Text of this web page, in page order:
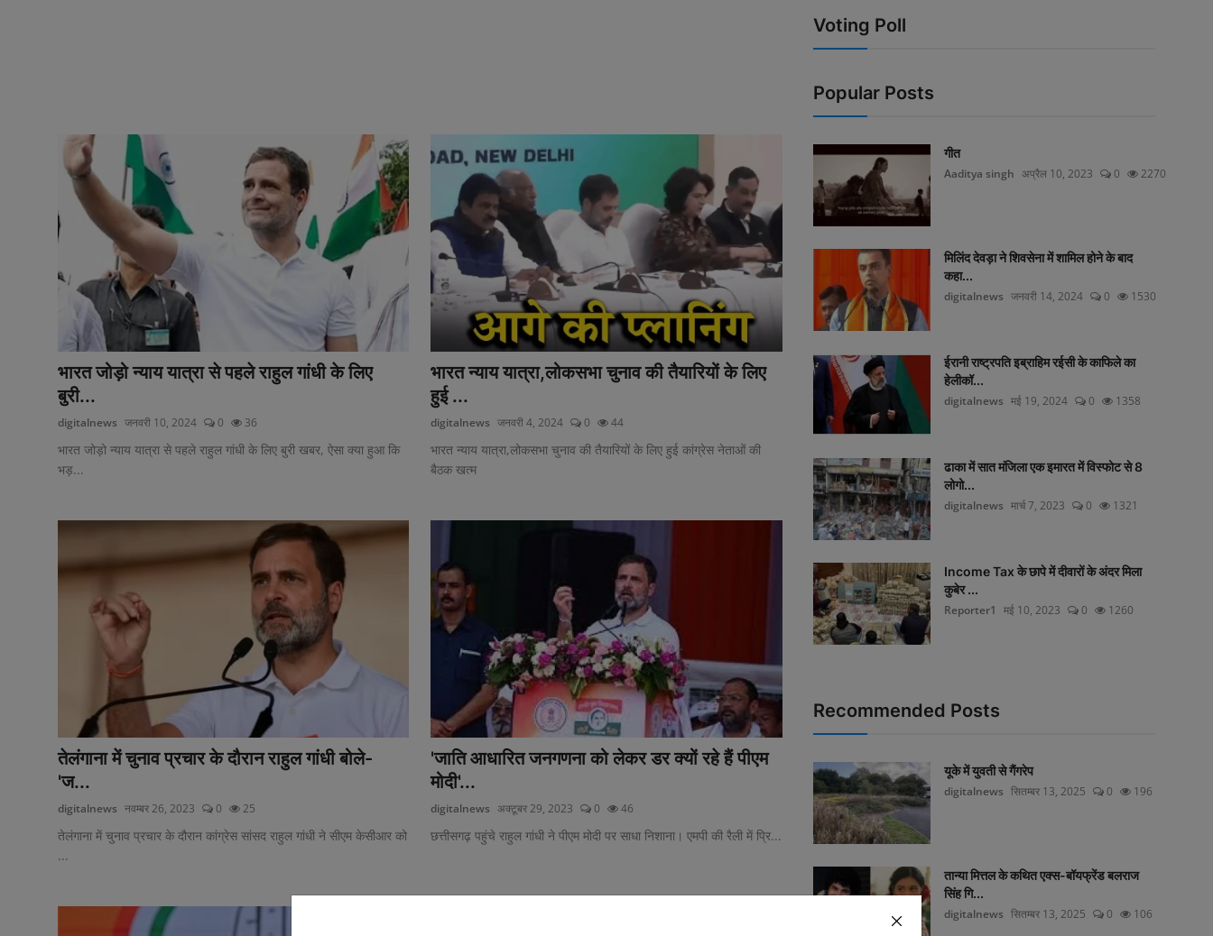
भारत जोड़ो न्याय यात्रा से पहले राहुल गांधी के लिए
बुरी...
digitalnews जनवरी 10, 2024 0 36
भारत जोड़ो न्याय यात्रा से पहले राहुल गांधी के लिए बुरी खबर, ऐसा क्या हुआ कि
भड़...
भारत न्याय यात्रा,लोकसभा चुनाव की तैयारियों के लिए
हुई ...
digitalnews जनवरी 4, 2024 0 44
भारत न्याय यात्रा,लोकसभा चुनाव की तैयारियों के लिए हुई कांग्रेस नेताओं की
बैठक खत्म
तेलंगाना में चुनाव प्रचार के दौरान राहुल गांधी बोले-
'ज...
digitalnews नवम्बर 26, 2023 0 25
तेलंगाना में चुनाव प्रचार के दौरान कांग्रेस सांसद राहुल गांधी ने सीएम केसीआर को
...
'जाति आधारित जनगणना को लेकर डर क्यों रहे हैं पीएम
मोदी'...
digitalnews अक्टूबर 29, 2023 0 46
छत्तीसगढ़ पहुंचे राहुल गांधी ने पीएम मोदी पर साधा निशाना। एमपी की रैली में प्रि...
Voting Poll
Popular Posts
गीत
Aaditya singh अप्रैल 10, 2023 0 2270
मिलिंद देवड़ा ने शिवसेना में शामिल होने के बाद
कहा...
digitalnews जनवरी 14, 2024 0 1530
ईरानी राष्ट्रपति इब्राहिम रईसी के काफिले का
हेलीकॉ...
digitalnews मई 19, 2024 0 1358
ढाका में सात मंजिला एक इमारत में विस्फोट से 8
लोगो...
digitalnews मार्च 7, 2023 0 1321
Income Tax के छापे में दीवारों के अंदर मिला
कुबेर ...
Reporter1 मई 10, 2023 0 1260
Recommended Posts
यूके में युवती से गैंगरेप
digitalnews सितम्बर 13, 2025 0 196
तान्या मित्तल के कथित एक्स-बॉयफ्रेंड बलराज
सिंह गि...
digitalnews सितम्बर 13, 2025 0 106